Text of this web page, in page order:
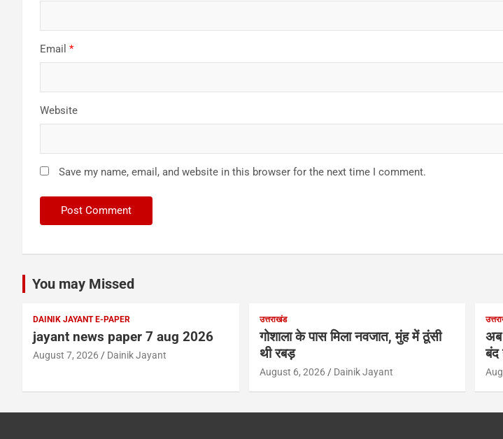
Email *
Website
Save my name, email, and website in this browser for the next time I comment.
You may Missed
DAINIK JAYANT E-PAPER
jayant news paper 7 aug 2026
August 7, 2026 Dainik Jayant
उत्तराखंड
गोशाला के पास मिला नवजात, मुंह में ठूंसी
थी रबड़
August 6, 2026 Dainik Jayant
अब
बंद